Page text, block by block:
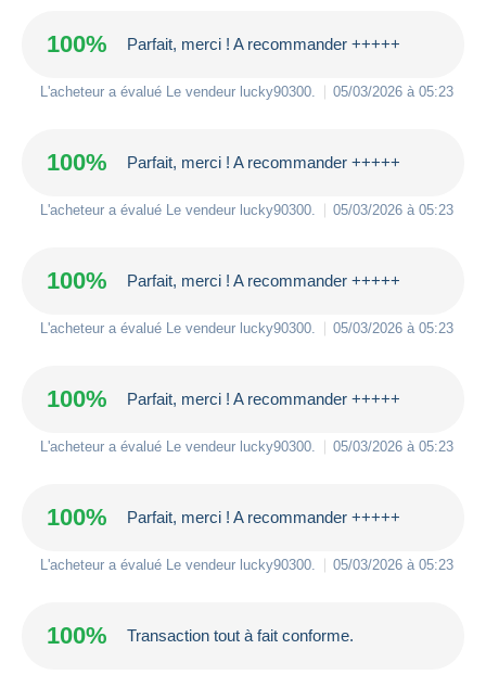
100% Parfait, merci ! A recommander +++++
L'acheteur a évalué Le vendeur lucky90300 05/03/2026 à 05:23
100% Parfait, merci ! A recommander +++++
L'acheteur a évalué Le vendeur lucky90300 05/03/2026 à 05:23
100% Parfait, merci ! A recommander +++++
L'acheteur a évalué Le vendeur lucky90300 05/03/2026 à 05:23
100% Parfait, merci ! A recommander +++++
L'acheteur a évalué Le vendeur lucky90300 05/03/2026 à 05:23
100% Parfait, merci ! A recommander +++++
L'acheteur a évalué Le vendeur lucky90300 05/03/2026 à 05:23
100% Transaction tout à fait conforme.